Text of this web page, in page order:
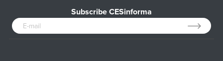
Subscribe CESinforma